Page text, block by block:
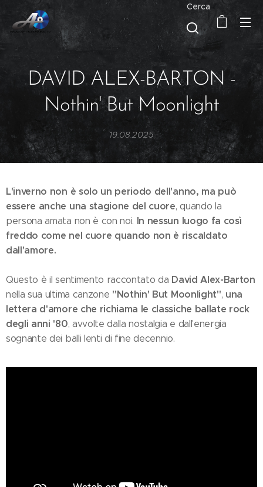
Cerca
DAVID ALEX-BARTON -
Nothin' But Moonlight
19.08.2025
L'inverno non è solo un periodo dell'anno, ma può
essere anche una stagione del cuore, quando la
persona amata non è con noi. In nessun luogo fa così
freddo come nel cuore quando non è riscaldato
dall'amore.
Questo è il sentimento raccontato da David Alex-Barton
nella sua ultima canzone "Nothin' But Moonlight", una
lettera d'amore che richiama le classiche ballate rock
degli anni '80, avvolte dalla nostalgia e dall'energia
sognante dei balli lenti di fine decennio.